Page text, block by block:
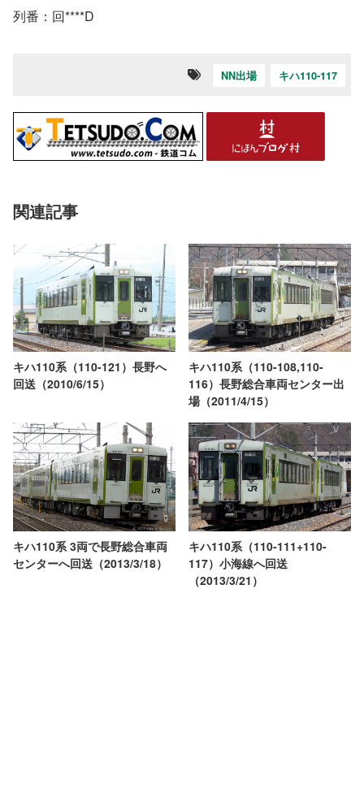
列番：回****D
NN出場 キハ110-117
関連記事
キハ110系（110-121）長野へ
回送（2010/6/15）
キハ110系（110-108,110-
116）長野総合車両センター出
場（2011/4/15）
キハ110系 3両で長野総合車両
センターへ回送（2013/3/18）
キハ110系（110-111+110-
117）小海線へ回送
（2013/3/21）